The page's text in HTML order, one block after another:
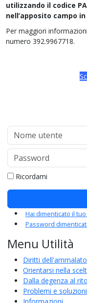
utilizzando il codice
nell’apposito campo
Per maggiori
numero 392.9967718.
Nome utente
Password
Ricordami
Hai dimenticato il
Password
Menu Utilità
Diritti dell'ammalato
Orientarsi nella
Dalla degenza al
Problemi e soluzioni